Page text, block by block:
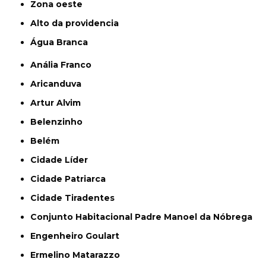
Zona oeste
alto da providencia
Água Branca
Anália Franco
Aricanduva
Artur Alvim
Belenzinho
Belém
Cidade Líder
Cidade Patriarca
Cidade Tiradentes
Conjunto Habitacional Padre Manoel da Nóbrega
Engenheiro Goulart
Ermelino Matarazzo